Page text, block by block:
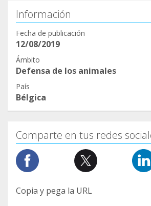
Información
Fecha de publicación
12/08/2019
Ámbito
Defensa de los animales
País
Bélgica
Comparte en tus redes
Copia y pega la URL